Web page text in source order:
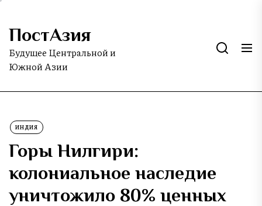
Skip
the
content
ПостАзия
Будущее Центральной и
Южной Азии
ИНДИЯ
Горы Нилгири:
колониальное наследие
уничтожило 80% ценных